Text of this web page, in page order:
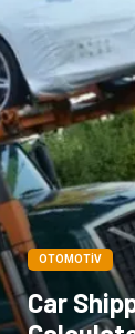
OTOMOTIV
Car